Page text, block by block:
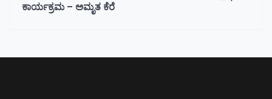
ಕಾರ್ಯಕ್ರಮ – ಅಮೃತ ಕೆರೆ